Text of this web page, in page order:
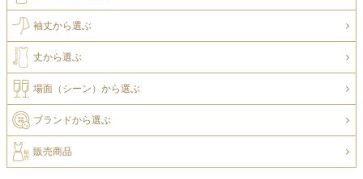
袖丈から選ぶ
丈から選ぶ
場面（シーン）から選ぶ
ブランドから選ぶ
販売商品